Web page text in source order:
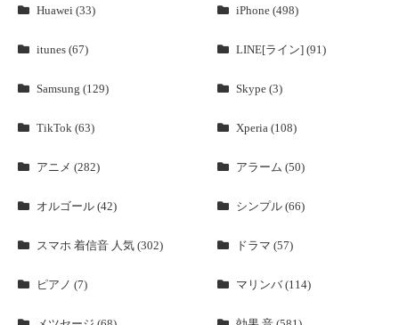
Huawei (33) iPhone (498)
itunes (67) LINE[ライン] (91)
Samsung (129) Skype (3)
TikTok (63) Xperia (108)
アニメ (282) アラーム (50)
オルゴール (42) シンプル (66)
スマホ 着信音 人気 (302) ドラマ (57)
ピアノ (7) マリンバ (114)